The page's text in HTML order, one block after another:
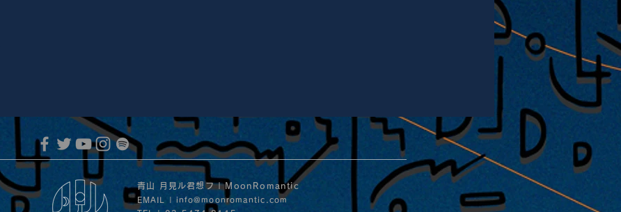
青山 月見ル君想フ | MoonRomantic
EMAIL |
info@moonromantic.com